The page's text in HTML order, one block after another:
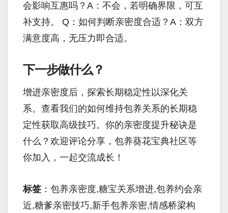
会影响互惠吗？A：不会，若明确界限，可互
补支持。 Q：如何判断亲密度合适？A：双方
满意度高，无压力即合适。
下一步做什么？
增进亲密度后，探索长期稳定性以深化关
系。查看我们的如何维持包养关系的长期稳
定性获取高级技巧。你的亲密度提升秘诀是
什么？欢迎评论分享，包养葵花宝典社区等
你加入，一起交流成长！
标签 ：包养亲密度,糖宝关系增进,包养约会亲
近,糖爹亲密技巧,新手包养亲密,情感桥梁构